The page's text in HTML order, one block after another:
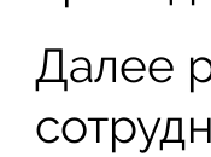
Далее